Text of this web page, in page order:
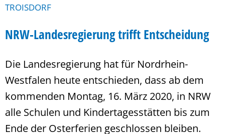
ROISDORF
NRW-Landesregierung trifft Entscheidung
Die Landesregierung hat für Nordrhein-
Westfalen heute entschieden, dass ab dem
kommenden Montag, 16. März 2020, in NRW
alle Schulen und Kindertagesstätten bis zum
Ende der Osterferien geschlossen bleiben.